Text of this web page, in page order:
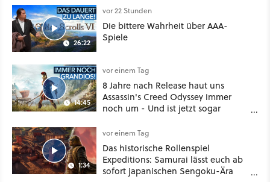
26:22
vor 22 Stunden
Die bittere Wahrheit über AAA-
Spiele
14:45
vor einem Tag
8 Jahre nach Release haut uns
Assassin's Creed Odyssey immer
noch um - Und ist jetzt sogar
1:34
vor einem Tag
Das historische Rollenspiel
Expeditions: Samurai lässt euch ab
sofort japanischen Sengoku-Ära